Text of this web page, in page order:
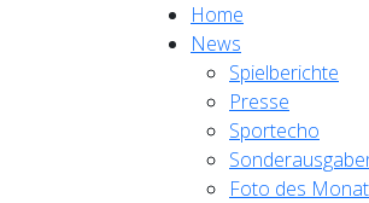
Home
News
Spielberichte
Presse
Sportecho
Foto des